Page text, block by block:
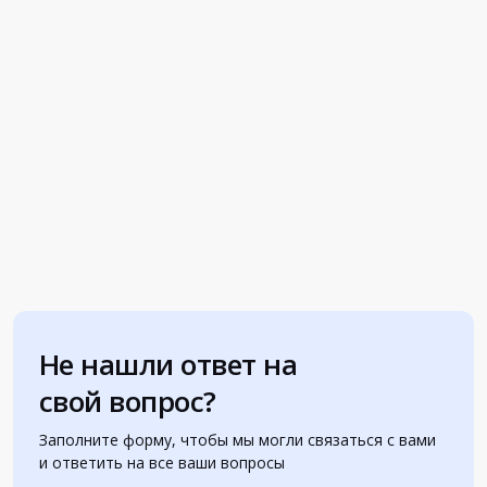
Не нашли ответ на
свой вопрос?
Заполните форму, чтобы мы могли связаться с вами
и ответить на все ваши вопросы